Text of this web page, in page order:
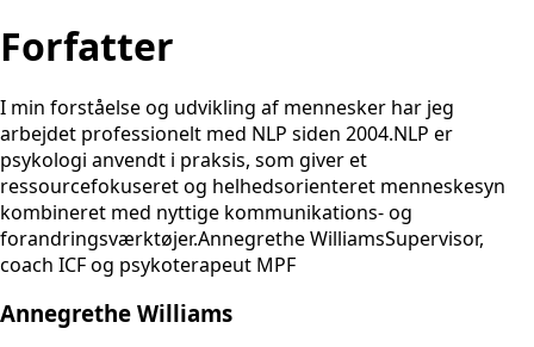
Forfatter
I min forståelse og udvikling af mennesker har jeg
arbejdet professionelt med NLP siden 2004.NLP er
psykologi anvendt i praksis, som giver et
ressourcefokuseret og helhedsorienteret menneskesyn
kombineret med nyttige kommunikations- og
forandringsværktøjer.Annegrethe WilliamsSupervisor,
coach ICF og psykoterapeut MPF
Annegrethe Williams